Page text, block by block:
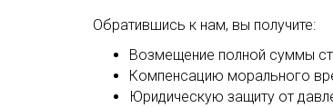
Обратившись к нам, вы получите:
Возмещение полной суммы
Компенсацию морального
Юридическую защиту от